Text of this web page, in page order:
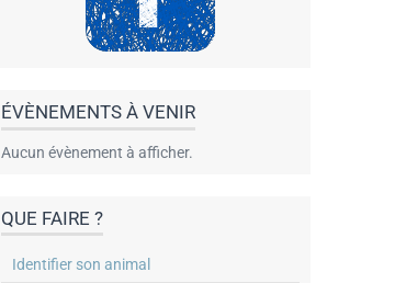
ÉVÈNEMENTS À VENIR
Aucun évènement à afficher.
QUE FAIRE ?
Identifier son animal